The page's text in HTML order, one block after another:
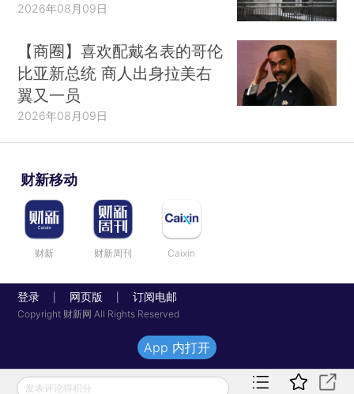
2026年08月09日
【商圈】喜欢配戴名表的哥伦
比亚新总统 商人出身拉美右
翼又一员
2026年08月09日
财新移动
财新 财新周刊 Caixin
登录 网页版 订阅电邮
Copyright 财新网 All Rights Reserved
发表评论得积分
App 内打开